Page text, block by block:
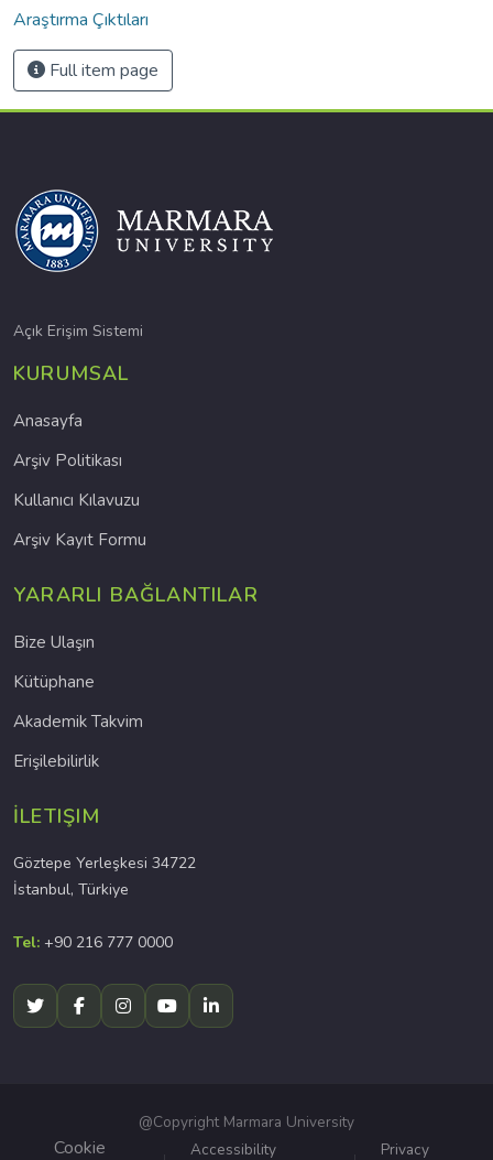
Araştırma Çıktıları
Full item page
Açık Erişim Sistemi
KURUMSAL
Anasayfa
Arşiv Politikası
Kullanıcı Kılavuzu
Arşiv Kayıt Formu
YARARLI BAĞLANTILAR
Bize Ulaşın
Kütüphane
Akademik Takvim
Erişilebilirlik
İLETIŞIM
Göztepe Yerleşkesi 34722
İstanbul, Türkiye
Tel: +90 216 777 0000
@Copyright Marmara University
Cookie Accessibility Privacy